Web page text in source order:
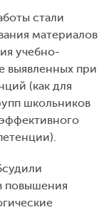
стали
материалов
учебно-
выявленных при
(как для
школьников
повышения